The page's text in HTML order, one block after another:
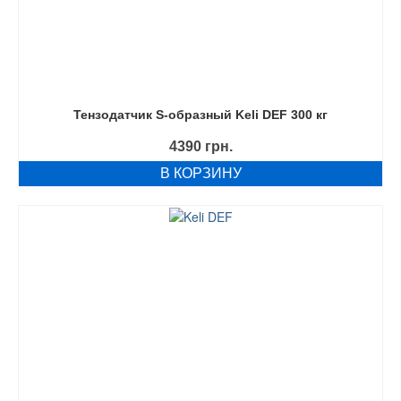
Тензодатчик S-образный Keli DEF 300 кг
4390 грн.
В КОРЗИНУ